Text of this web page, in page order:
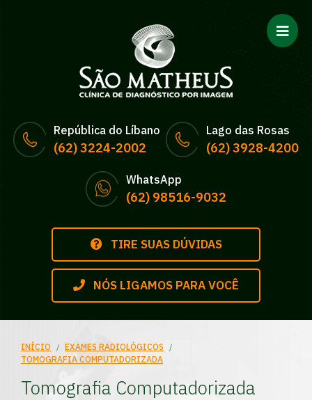
República do Líbano
(62) 3224-2002
Lago das Rosas
(62) 3928-4200
WhatsApp
(62) 98516-9032
TIRE SUAS DÚVIDAS
NÓS LIGAMOS PARA VOCÊ
INÍCIO / EXAMES RADIOLÓGICOS /
TOMOGRAFIA COMPUTADORIZADA
Tomografia Computadorizada